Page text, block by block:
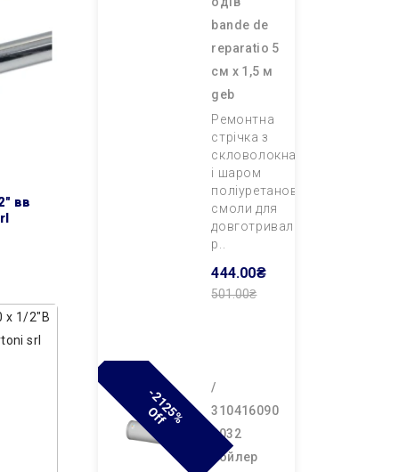
вв
bande de
reparatio 5
см х 1,5 м
geb
Ремонтна
стрічка з
скловолокна
і шаром
поліуретанової
смоли для
довготривалого
р..
444.00₴
501.00₴
-
2
1
2
5
%
O
F
F
/
310416090
0032
бойлер